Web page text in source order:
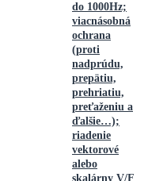
do 1000Hz;
viacnásobná
ochrana
(proti
nadprúdu,
prepätiu,
prehriatiu,
preťaženiu a
ďalšie…);
riadenie
vektorové
alebo
skalárny V/F